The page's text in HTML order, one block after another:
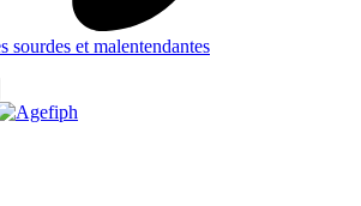
sourdes et malentendantes